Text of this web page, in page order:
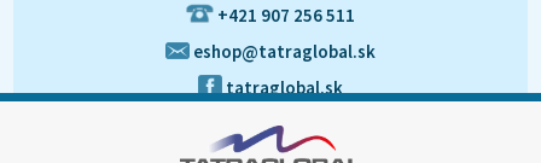
+421 907 256 511
eshop@tatraglobal.sk
tatraglobal.sk